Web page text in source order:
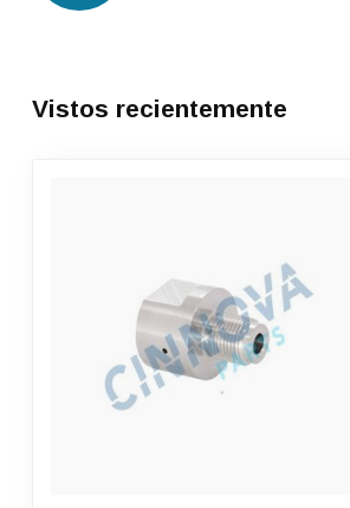
Vistos recientemente